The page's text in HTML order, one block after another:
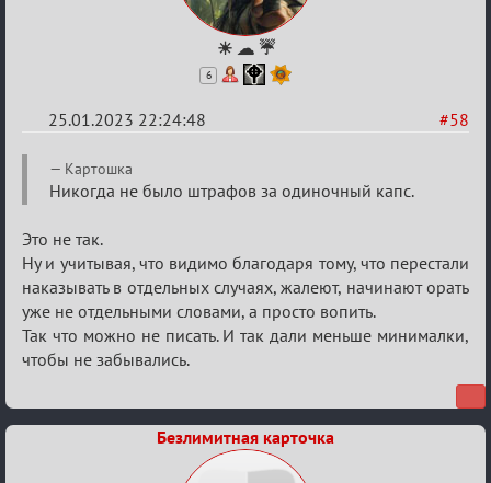
☀ ☁ ☔
6
#58
25.01.2023 22:24:48
Re:
Обсуждение
Картошка
Никогда не было штрафов за одиночный капс.
Это не так.
Ну и учитывая, что видимо благодаря тому, что перестали
наказывать в отдельных случаях, жалеют, начинают орать
уже не отдельными словами, а просто вопить.
Так что можно не писать. И так дали меньше минималки,
чтобы не забывались.
Безлимитная карточка